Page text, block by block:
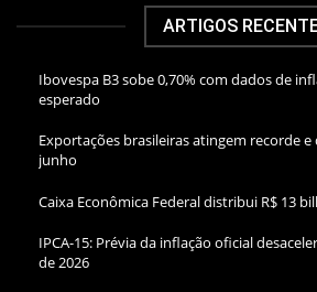
ARTIGOS
Ibovespa B3 sobe 0,70% com dados de
esperado
Exportações brasileiras atingem recorde
junho
Caixa Econômica Federal distribui R$ 13
IPCA-15: Prévia da inflação oficial
de 2026